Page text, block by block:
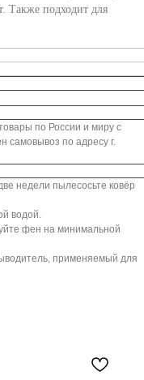
Также подходит для
по России и миру с
самовывоз по адресу г.
недели пылесосьте ковёр
водой.
фен на минимальной
применяемый для